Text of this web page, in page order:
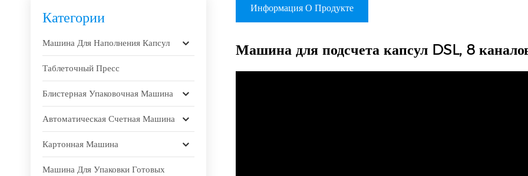
Категории
Машина Для Наполнения Капсул
Таблеточный Пресс
Блистерная Упаковочная Машина
Автоматическая Счетная Машина
Картонная Машина
Машина Для Упаковки Готовых
Информация О Продукте
Машина для подсчета капсул DSL, 8